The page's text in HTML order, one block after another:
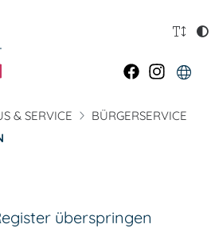
& SERVICE
BÜRGERSERVICE
überspringen